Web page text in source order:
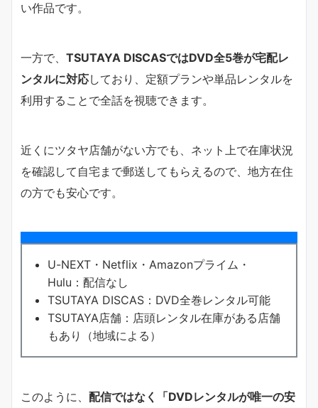
い作品です。
一方で、 TSUTAYA DISCASではDVD全5巻が宅配レ
ンタルに対応しており、定額プランや単品レンタルを
利用することで全話を視聴できます。
近くにツタヤ店舗がない方でも、ネット上で在庫状況
を確認して自宅まで郵送してもらえるので、地方在住
の方でも安心です。
U-NEXT・Netflix・Amazonプライム・
Hulu：配信なし
TSUTAYA DISCAS：DVD全巻レンタル可能
TSUTAYA店舗：店頭レンタル在庫がある店舗
もあり（地域による）
このように、 配信ではなく「DVDレンタルが唯一の安